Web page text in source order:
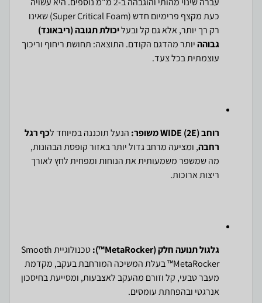
כעת מקצף פרימיום חדש (Super Critical Foam) שאינו
רק רך יותר, אלא גם קל ובעליכולת תגובה (ריבאונד)
גבוההיותר מהדגם הקודם. התוצאה: תחושת ריחוף וריכוך
עוצמתית בכל צעד.
רוחב WIDE (2E) משופר: הנעל תוכננה במיוחד לכף רגל
רחבה, ומציעה מרחב גדול יותר באזור קופסת הבהונות,
מה שמשפר משמעותית את הנוחות ומפחית לחץ לאורך
ריצות ארוכות.
גלגול תנועה חלק (MetaRocker™):
טכנולוגיית Smooth
MetaRocker™ בעלת המשיכה המורחבת בעקב, מקדמת
מעבר טבעי, קל וזורם מהעקב לאצבעות, ומסייעת בחיסכון
אנרגטי ובהפחתת עומסים.